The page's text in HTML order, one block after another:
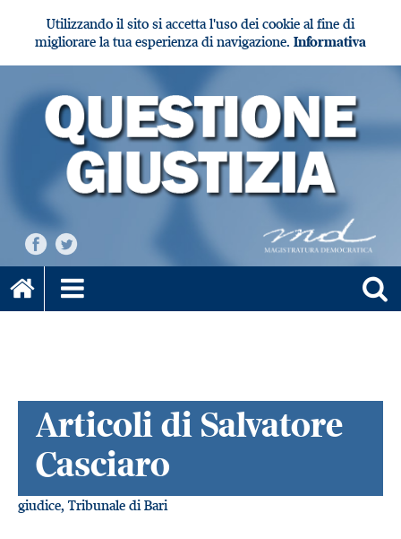
Utilizzando il sito si accetta l'uso dei cookie al fine di
migliorare la tua esperienza di navigazione. Informativa
Articoli di Salvatore
Casciaro
giudice, Tribunale di Bari